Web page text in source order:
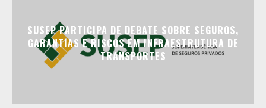
SUSEP PARTICIPA DE DEBATE SOBRE SEGUROS,
GARANTIAS E RISCOS EM INFRAESTRUTURA DE
TRANSPORTES